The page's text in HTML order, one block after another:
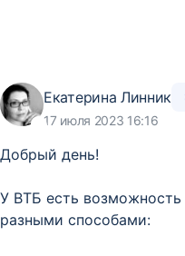
Екатерина Линник
17 июля 2023 16:16
Добрый день!
У ВТБ есть возможность
разными способами: